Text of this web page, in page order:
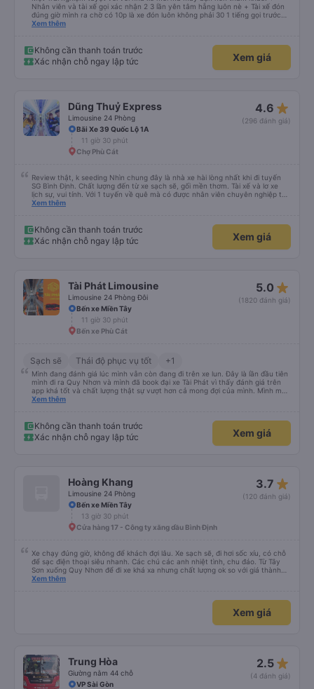
Nhân viên và tài xế gọi xác nhận 2 3 lần yên tâm hẵng luôn nè + Tài xế đón
đúng giờ mình ra chờ có 10p là xe đón luôn không phải 30 1 tiếng gọi trước
đợi cực + Xe mới, xịn, thơm và Đặt biệt là cực kỳ ưng mền gối trên xe luôn
trên không bị vướng chân như các xe khác mình từng đi + Tài xế lơ xe nhiệt
tình hỗ trợ hỏi đón trả cực bao nhiệt tình nhẹ nhàn luôn nha + Trên xe còn
có bánh nước, khăn lạnh. Tới trạm tài xế còn tinh ý chuẩn bị thêm khăn lạnh
Xem thêm
Không cần thanh toán trước
Xác nhận chỗ ngay lập tức
Xem giá
Dũng Thuỷ Express
Limousine 24 Phòng
4.6 star_rate
(296 đánh giá)
Bãi Xe 39 Quốc Lộ 1A
11 giờ 30 phút
Chợ Phù Cát
Review thật, k seeding Nhìn chung đây là nhà xe hài lòng nhất khi đi tuyến
SG Bình Định. Chất lượng đến từ xe sạch sẽ, gối mền thơm. Tài xế và lơ xe
lịch sự, vui tính. Với 1 tuyến về quê mà có được nhân viên chuyên nghiệp thế
này là điểm cộng lớn, thường chỉ đi mấy tuyến du lịch mới có. Về xe thì có
định ủng hộ tiếp nhà xe này. Chúc chủ xe làm ăn phát đạt mua thêm nhiều
xe chạy thêm nhiều khung giờ nữa và nâng cao tiêu chuẩn tuyến. Nếu xét
điểm trừ thì chỉ có thgian trả khách, team VXR set lệch với thực tế
Xem thêm
Không cần thanh toán trước
Xác nhận chỗ ngay lập tức
Xem giá
Tài Phát Limousine
Limousine 24 Phòng Đôi
5.0 star_rate
(1820 đánh giá)
Bến xe Miền Tây
11 giờ 30 phút
Bến xe Phù Cát
Sạch sẽ Thái độ phục vụ tốt +1
Mình đang đánh giá lúc mình vẫn còn đang đi trên xe lun. Đây là lần đầu tiên
mình đi ra Quy Nhơn và mình đã book đại xe Tài Phát vì thấy đánh giá trên
app khá tốt và chất lượng thật sự vượt hơn cả mong đợi của mình. Mình mua
giường đôi và vừa đủ cho 2 người. Nhân viên của nhà xe phải nói là siêu nhiệt
trung chuyển và lên xe lớn thì luôn hỗ trợ xách vali giùm tụi mình. Trên xe thì
có cả bánh và sữa miễn phí cho khách còn chuẩn bị cả thuốc say xe, dép,
mền, gối và đặc biệt là có gối ôm. Nchung là phải chấm nhà xe 10 sao mới
Xem thêm
Không cần thanh toán trước
Xác nhận chỗ ngay lập tức
Xem giá
Hoàng Khang
Limousine 24 Phòng
3.7 star_rate
(120 đánh giá)
Bến xe Miền Tây
13 giờ 30 phút
Cửa hàng 17 - Công ty xăng dầu Bình Định
Xe chạy đúng giờ, không để khách đợi lâu. Xe sạch sẽ, đi hơi sốc xíu, có chỗ
để sạc điện thoại siêu nhanh. Các chú các anh nhiệt tình, chu đáo. Từ Tây
Sơn xuống Quy Nhơn để đi xe khá xa nhưng chất lượng ok so với giá thành
chung.
Xem thêm
Xem giá
Trung Hòa
Giường nằm 44 chỗ
2.5 star_rate
(4 đánh giá)
VP Sài Gòn